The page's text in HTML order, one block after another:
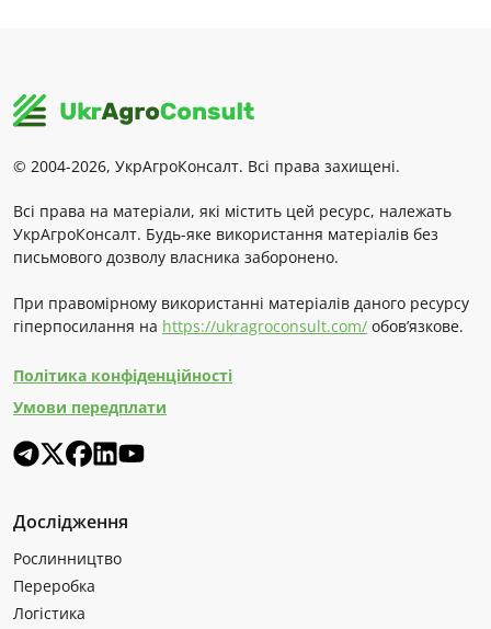
© 2004-2026, УкрАгроКонсалт. Всі права захищені.
Всі права на матеріали, які містить цей ресурс, належать
УкрАгроКонсалт. Будь-яке використання матеріалів без
письмового дозволу власника заборонено.
При правомірному використанні матеріалів даного ресурсу
гіперпосилання на https://ukragroconsult.com/ обов’язкове.
Політика конфіденційності
Умови передплати
Дослідження
Рослинництво
Переробка
Логістика